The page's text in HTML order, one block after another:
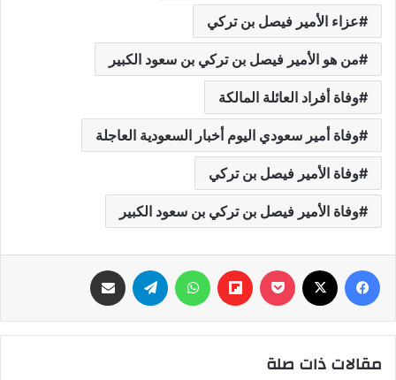
عزاء الأمير فيصل بن تركي
من هو الأمير فيصل بن تركي بن سعود الكبير
وفاة أفراد العائلة المالكة
وفاة أمير سعودي اليوم أخبار السعودية العاجلة
وفاة الأمير فيصل بن تركي
وفاة الأمير فيصل بن تركي بن سعود الكبير
فيسبوك ‫Pocket
Flipboard واتساب تيلقرام
مقالات ذات صلة